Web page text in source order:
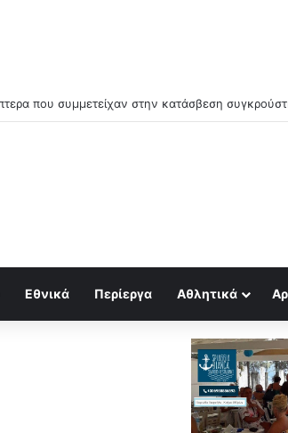
για κραχ τύπου 1929 και τραπεζική κατάρρευση
Εθνικά Περίεργα Αθλητικά